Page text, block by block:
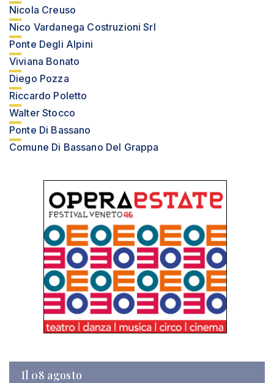
Nicola Creuso
Nico Vardanega Costruzioni Srl
Ponte Degli Alpini
Viviana Bonato
Diego Pozza
Riccardo Poletto
Walter Stocco
Ponte Di Bassano
Comune Di Bassano Del Grappa
Il 08 agosto